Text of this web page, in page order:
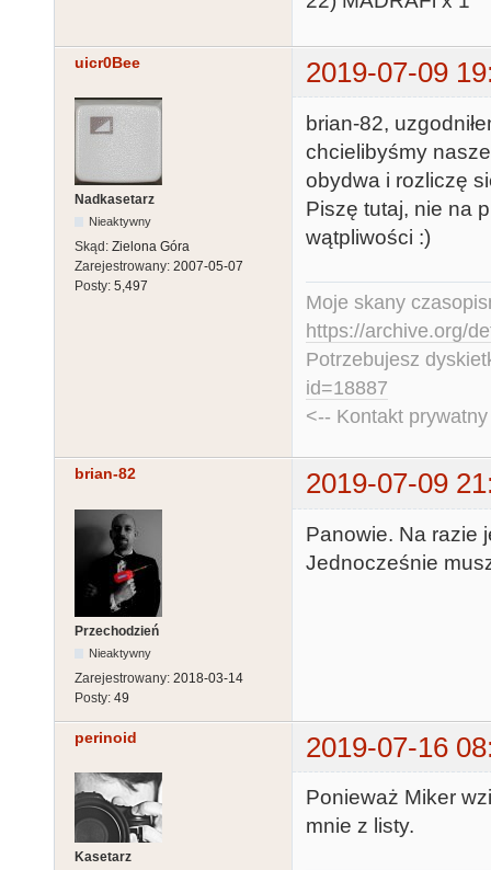
uicr0Bee 2019-07-09
Nadkasetarz
Nieaktywny
Skąd: Zielona Góra
Zarejestrowany: 2007-05-07
Posty: 5,497
brian-82,
chcielibyśmy
obydwa i rozliczę
Piszę tutaj, nie na
wątpliwości :)
Moje skany
https://archive.org/
Potrzebujesz
id=18887
<-- Kontakt
brian-82 2019-07-09
Przechodzień
Nieaktywny
Zarejestrowany: 2018-03-14
Posty: 49
Panowie. Na razie
Jednocześnie
perinoid 2019-07-16
Kasetarz
Ponieważ Miker
mnie z listy.